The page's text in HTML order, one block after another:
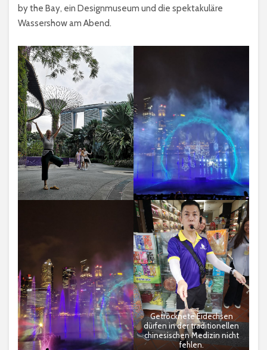
by the Bay, ein Designmuseum und die spektakuläre
Wassershow am Abend.
Getrocknete Eidechsen
dürfen in der traditionellen
chinesischen Medizin nicht
fehlen.